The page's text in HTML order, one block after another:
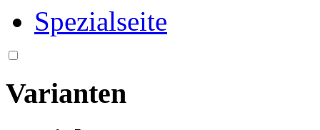
Spezialseite
Varianten